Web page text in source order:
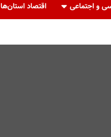
و اجتماعی اقتصاد استان‌ها